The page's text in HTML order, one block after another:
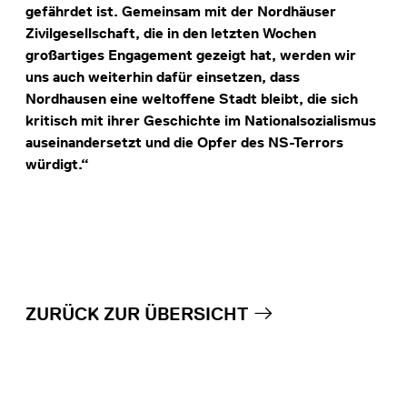
gefährdet ist. Gemeinsam mit der Nordhäuser
Zivilgesellschaft, die in den letzten Wochen
großartiges Engagement gezeigt hat, werden wir
uns auch weiterhin dafür einsetzen, dass
Nordhausen eine weltoffene Stadt bleibt, die sich
kritisch mit ihrer Geschichte im Nationalsozialismus
auseinandersetzt und die Opfer des NS-Terrors
würdigt.“
ZURÜCK ZUR ÜBERSICHT